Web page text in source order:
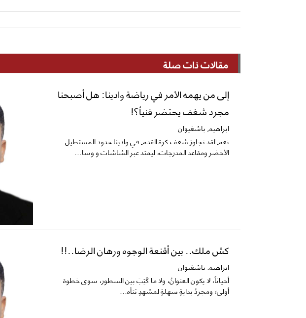
مقالات ذات صلة
إلى من يهمه الأمر في رياضة وادينا: هل أصبحنا
مجرد شغف يحتضر فنياً؟!
ابراهيم باشغيوان
نعم ​لقد تجاوز شغف كرة القدم في وادينا حدود المستطيل
الأخضر ومقاعد المدرجات، ليمتد عبر الشاشات و وسا...
كش ملك.. بين أقنعة الوجوه ورهان الرضا..!!
ابراهيم باشغيوان
​أحياناً، لا يكون العنوانُ، ولا ما كُتِبَ بين السطور، سوى خطوة
أولى؛ ومجردُ بدايةٍ سهلةٍ لمشهدٍ تتأه...